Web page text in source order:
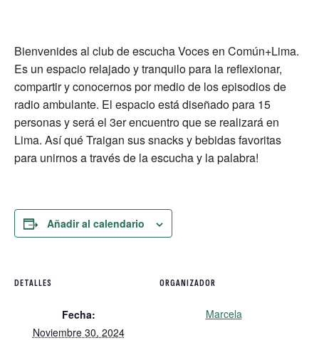
Bienvenides al club de escucha Voces en Común+Lima.
Es un espacio relajado y tranquilo para la reflexionar,
compartir y conocernos por medio de los episodios de
radio ambulante. El espacio está diseñado para 15
personas y será el 3er encuentro que se realizará en
Lima. Así qué Traigan sus snacks y bebidas favoritas
para unirnos a través de la escucha y la palabra!
Añadir al calendario
DETALLES
Fecha:
Noviembre 30, 2024
ORGANIZADOR
Marcela